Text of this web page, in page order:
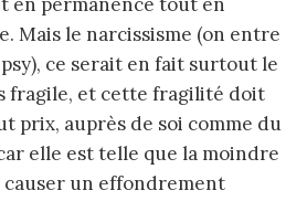
Mais le narcissisme (on entre
ce serait en fait surtout le
fragile, et cette fragilité doit
prix, auprès de soi comme du
elle est telle que la moindre
un effondrement